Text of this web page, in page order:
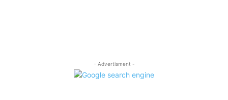
- Advertisment -